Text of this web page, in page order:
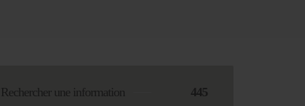
Rechercher une information 445